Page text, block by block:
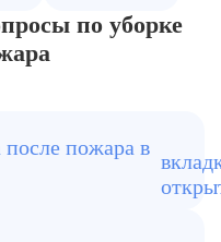
по уборке
после пожара в
степени
350 руб./